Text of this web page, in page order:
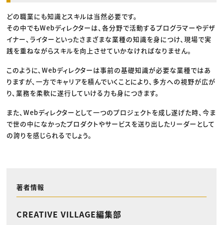
どの職業にも知識とスキルは当然必要です。
その中でもWebディレクターは、各分野で活動するプログラマーやデザ
イナー、ライターといったさまざまな業種の知識を身につけ、現場で実
践を重ねながらスキルを向上させていかなければなりません。
このように、Webディレクターは事前の基礎知識が必要な業種ではあ
りますが、一方でキャリアを積んでいくことにより、多方への視野が広が
り、業務を柔軟に遂行していける力も身につきます。
また、Webディレクターとして一つのプロジェクトを成し遂げた時、今ま
で世の中になかったプロダクトやサービスを送り出したリーダーとして
の誇りを感じられるでしょう。
著者情報
CREATIVE VILLAGE編集部